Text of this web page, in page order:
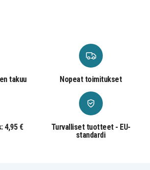
takuu Nopeat toimitukset
4,95 €
Turvalliset tuotteet - EU-
standardi